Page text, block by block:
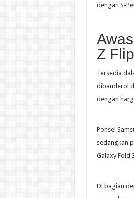
dengan S-
Z
Tersedia
dibanderol
dengan
Ponsel
sedangkan
Galaxy Fold
Di bagian